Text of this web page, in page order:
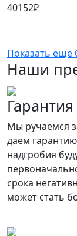
40152₽
Показать еще
Наши
Мы ручаемся
даем
надгробия
срока
может стать